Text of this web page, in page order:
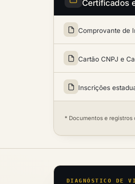
Certificados
Comprovante de
Cartão CNPJ e
Inscrições
* Documentos e registros
DIAGNÓSTICO DE